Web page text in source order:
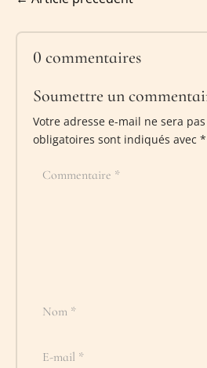
0 commentaires
Soumettre un
Votre adresse e-mail ne sera
obligatoires sont indiqués avec *